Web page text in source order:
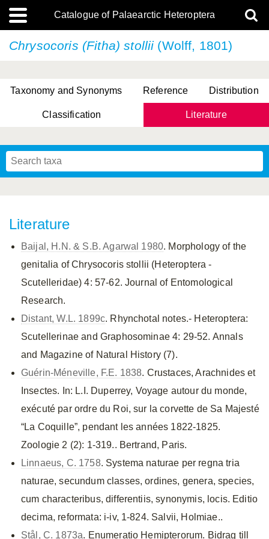
Catalogue of Palaearctic Heteroptera
Chrysocoris (Fitha) stollii (Wolff, 1801)
Taxonomy and Synonyms Reference Distribution
Classification Literature
Literature
Baijal, H.N. & S.B. Agarwal 1980. Morphology of the
genitalia of Chrysocoris stollii (Heteroptera -
Scutelleridae) 4: 57-62. Journal of Entomological
Research.
Distant, W.L. 1899c. Rhynchotal notes.- Heteroptera:
Scutellerinae and Graphosominae 4: 29-52. Annals
and Magazine of Natural History (7).
Guérin-Méneville, F.E. 1838. Crustaces, Arachnides et
Insectes. In: L.I. Duperrey, Voyage autour du monde,
exécuté par ordre du Roi, sur la corvette de Sa Majesté
“La Coquille”, pendant les années 1822-1825.
Zoologie 2 (2): 1-319.. Bertrand, Paris.
Linnaeus, C. 1758. Systema naturae per regna tria
naturae, secundum classes, ordines, genera, species,
cum characteribus, differentiis, synonymis, locis. Editio
decima, reformata: i-iv, 1-824. Salvii, Holmiae..
Stål, C. 1873a. Enumeratio Hemipterorum. Bidrag till